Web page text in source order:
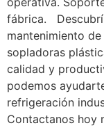
fábrica. Descubrí
mantenimiento
sopladoras
calidad y
podemos
refrigeración
Contactanos hoy